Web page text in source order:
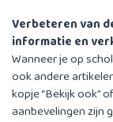
Verbeteren van
informatie en
Wanneer je op
ook andere
kopje “Bekijk ook”
aanbevelingen zijn